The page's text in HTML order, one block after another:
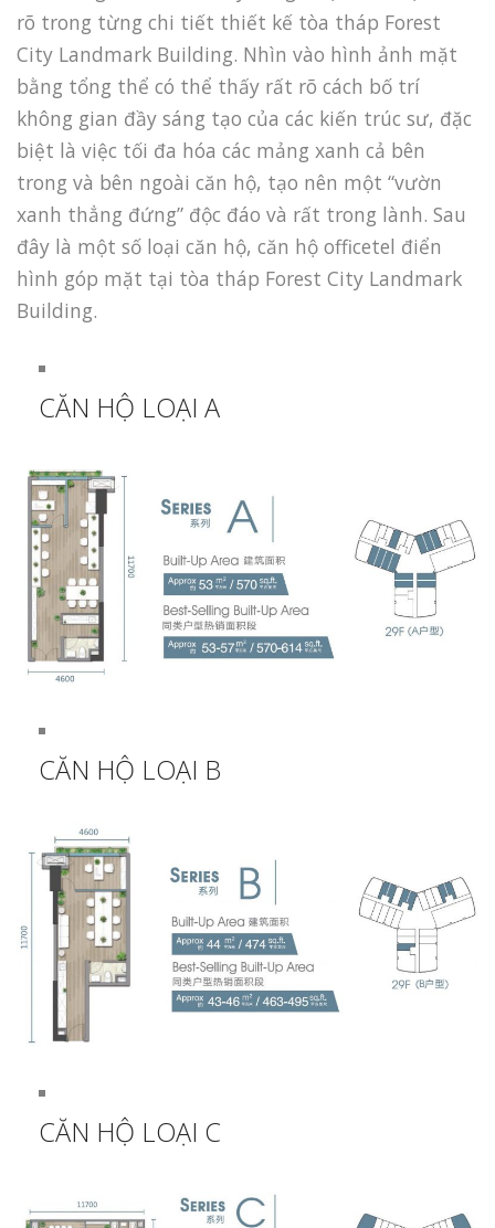
rõ trong từng chi tiết thiết kế tòa tháp Forest
City Landmark Building. Nhìn vào hình ảnh mặt
bằng tổng thể có thể thấy rất rõ cách bố trí
không gian đầy sáng tạo của các kiến trúc sư, đặc
biệt là việc tối đa hóa các mảng xanh cả bên
trong và bên ngoài căn hộ, tạo nên một “vườn
xanh thẳng đứng” độc đáo và rất trong lành. Sau
đây là một số loại căn hộ, căn hộ officetel điển
hình góp mặt tại tòa tháp Forest City Landmark
Building.
CĂN HỘ LOẠI A
CĂN HỘ LOẠI B
CĂN HỘ LOẠI C